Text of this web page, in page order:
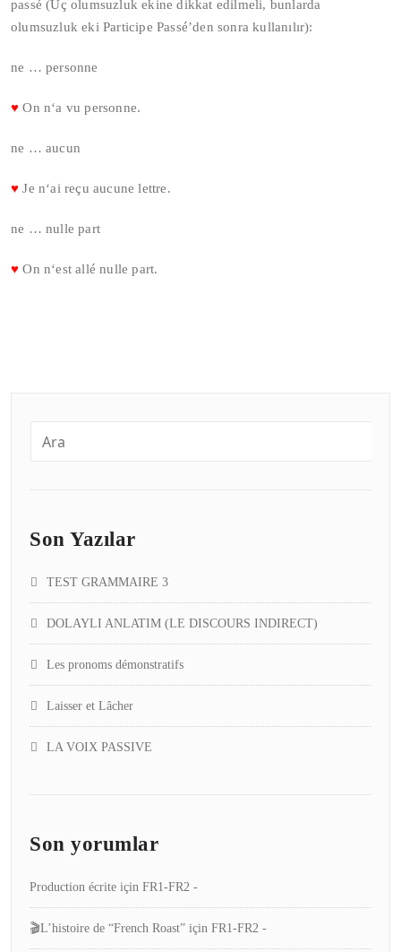
passé (Üç olumsuzluk ekine dikkat edilmeli, bunlarda
olumsuzluk eki Participe Passé’den sonra kullanılır):
ne … personne
♥On n‘a vu personne.
ne … aucun
♥ Je n‘ai reçu aucune lettre.
ne … nulle part
♥On n‘est allé nulle part.
Son Yazılar
TEST GRAMMAIRE 3
DOLAYLI ANLATIM (LE DISCOURS INDIRECT)
Les pronoms démonstratifs
Laisser et Lâcher
LA VOIX PASSIVE
Son yorumlar
Production écrite için FR1-FR2 -
🎬L’histoire de “French Roast” için FR1-FR2 -